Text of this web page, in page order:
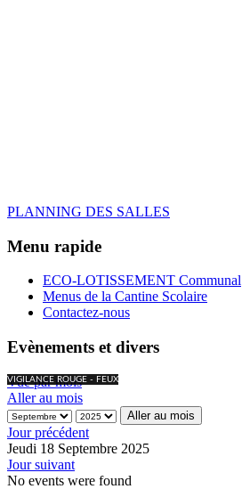
PLANNING DES SALLES
Menu rapide
ECO-LOTISSEMENT Communal
Menus de la Cantine Scolaire
Contactez-nous
Evènements et divers
VIGILANCE ROUGE - FEUX
Vue par mois
Aller au mois
Aller au mois
Jour précédent
Jeudi 18 Septembre 2025
Jour suivant
No events were found